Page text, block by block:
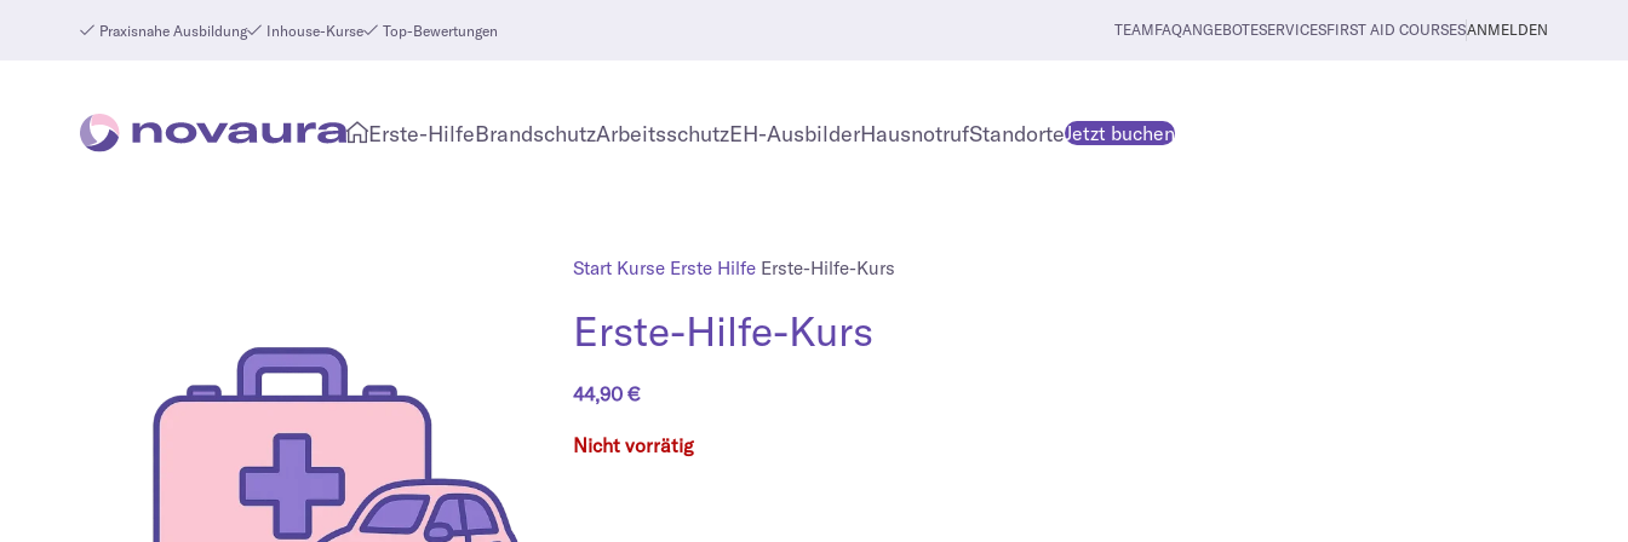
Praxisnahe Ausbildung Inhouse-Kurse Top-Bewertungen TEAMFAQANGEBOTESERVICESFIRST AID COURSESANMELDEN
Erste-HilfeBrandschutzArbeitsschutzEH-AusbilderHausnotrufStandorteJetzt buchen
Start Kurse Erste Hilfe Erste-Hilfe-Kurs
Erste-Hilfe-Kurs
44,90€
Nicht vorrätig